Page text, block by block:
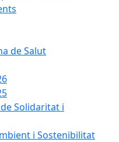
de Salut
Solidaritat i
i Sostenibilitat